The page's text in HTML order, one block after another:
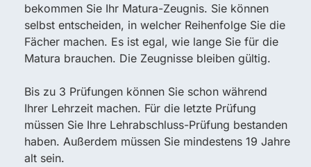
bekommen Sie Ihr Matura-Zeugnis. Sie können
selbst entscheiden, in welcher Reihenfolge Sie die
Fächer machen. Es ist egal, wie lange Sie für die
Matura brauchen. Die Zeugnisse bleiben gültig.
Bis zu 3 Prüfungen können Sie schon während
Ihrer Lehrzeit machen. Für die letzte Prüfung
müssen Sie Ihre Lehrabschluss-Prüfung bestanden
haben. Außerdem müssen Sie mindestens 19 Jahre
alt sein.